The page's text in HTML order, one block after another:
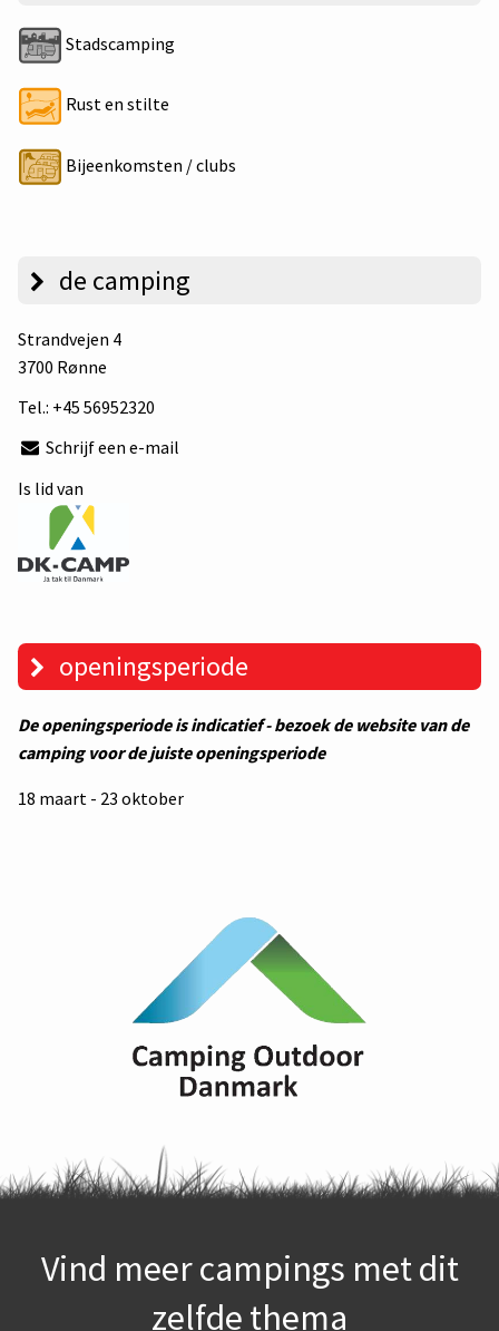
Stadscamping
Rust en stilte
Bijeenkomsten / clubs
de camping
Strandvejen 4
3700 Rønne
Tel.: +45 56952320
Schrijf een e-mail
Is lid van
openingsperiode
De openingsperiode is indicatief - bezoek de website van de
camping voor de juiste openingsperiode
18 maart - 23 oktober
Vind meer campings met dit
zelfde thema